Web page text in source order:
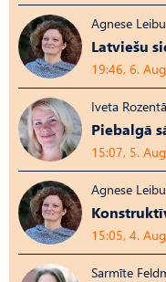
Agnese
Latviešu
19:46, 6.
Iveta
Piebalgā
15:07, 5.
Agnese
15:05, 4.
Sarmīte